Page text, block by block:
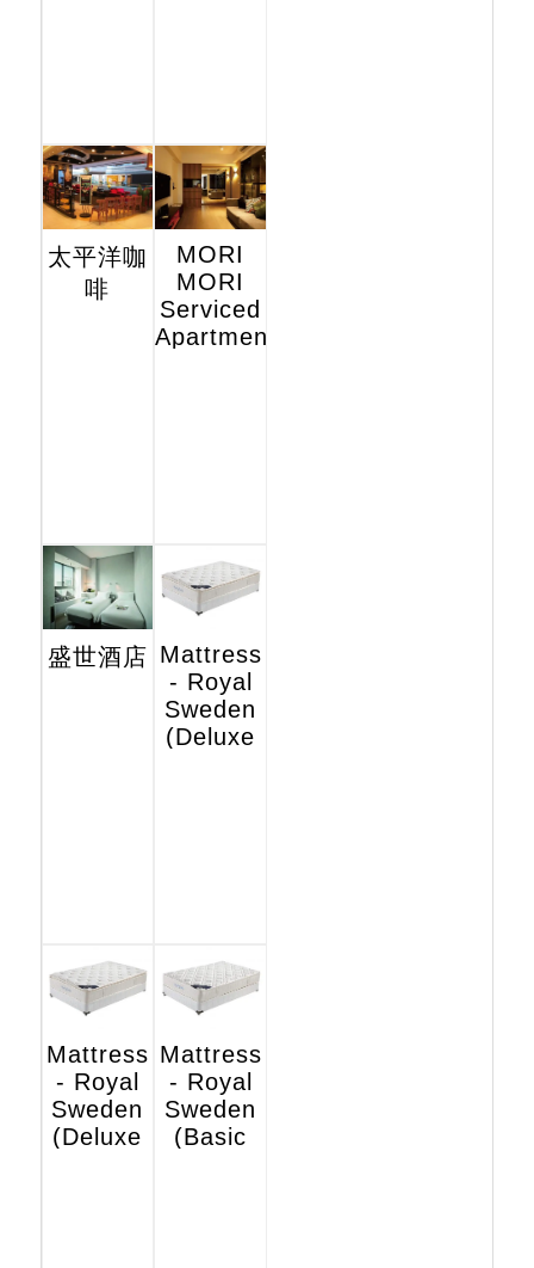
太平洋咖
啡
MORI
MORI
Serviced
Apartments
盛世酒店 Mattress
- Royal
Sweden
(Deluxe
Mattress
- Royal
Sweden
(Deluxe
Mattress
- Royal
Sweden
(Basic